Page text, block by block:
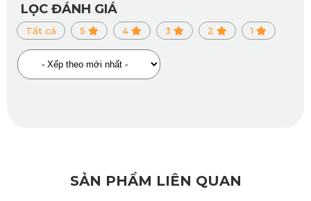
Ngoài ra, camera hành trình đã được tích hợp thêm chức
LỌC ĐÁNH GIÁ
Tất cả 5 4 3 2 1
SẢN PHẨM LIÊN QUAN